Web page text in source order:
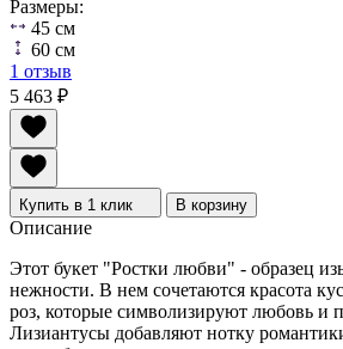
Размеры:
45 см
60 см
1 отзыв
5 463 ₽
Купить в 1 клик В корзину
Описание
Этот букет "Ростки любви" - образец
нежности. В нем сочетаются красота
роз, которые символизируют любовь и
Лизиантусы добавляют нотку